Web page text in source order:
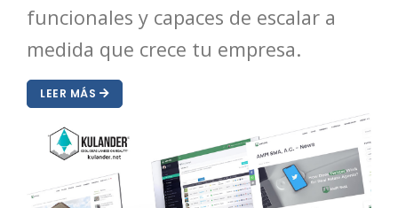
HOT
funcionales y capaces de escalar a
medida que crece tu empresa.
LEER MÁS